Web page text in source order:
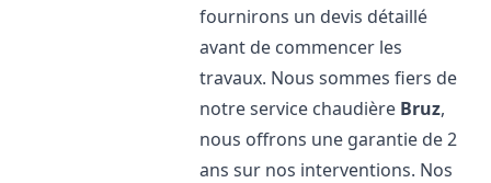
fournirons un devis détaillé
avant de commencer les
travaux. Nous sommes fiers de
notre service chaudière Bruz,
nous offrons une garantie de 2
ans sur nos interventions. Nos